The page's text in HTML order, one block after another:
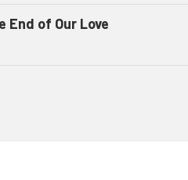
End of Our Love